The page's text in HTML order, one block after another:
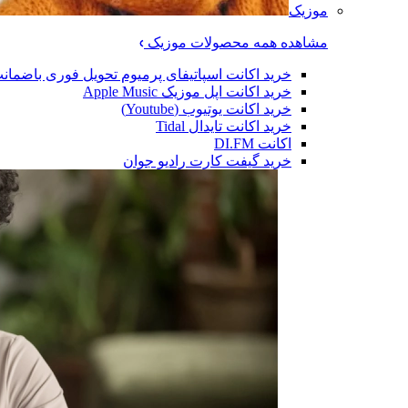
موزیک
مشاهده همه محصولات موزیک
خرید اکانت اسپاتیفای پرمیوم تحویل فوری
خرید اکانت اپل موزیک Apple Music
خرید اکانت یوتیوب (Youtube)
خرید اکانت تایدال Tidal
اکانت DI.FM
خرید گیفت کارت رادیو جوان